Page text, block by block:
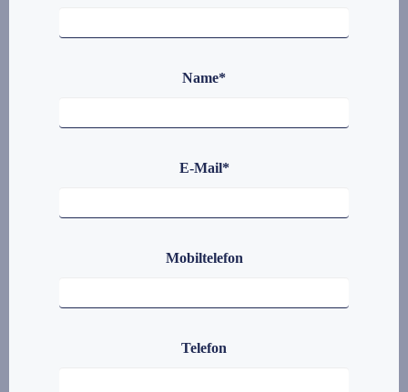
Name*
E-Mail*
Mobiltelefon
Telefon